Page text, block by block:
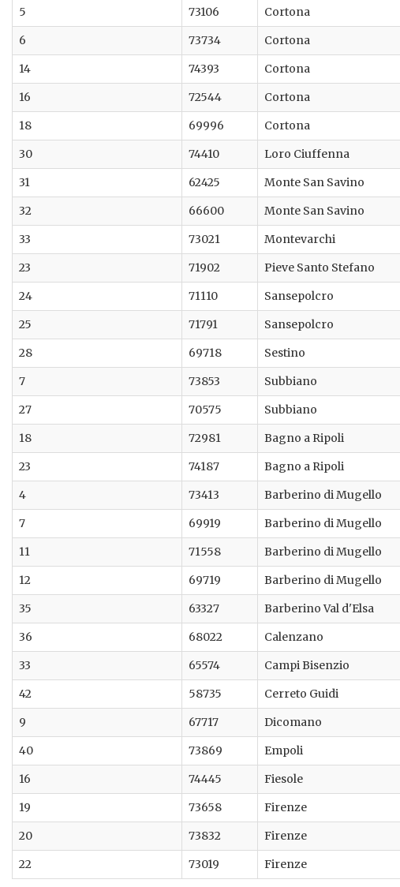
5
73106 Cortona
6
73734 Cortona
14
74393 Cortona
16
72544 Cortona
18
69996 Cortona
30
74410 Loro Ciuffenna
31
62425 Monte San Savino
32
66600 Monte San Savino
33
73021 Montevarchi
23
71902 Pieve Santo Stefano
24
71110 Sansepolcro
25
71791 Sansepolcro
28
69718 Sestino
7
73853 Subbiano
27
70575 Subbiano
18
72981 Bagno a Ripoli
23
74187 Bagno a Ripoli
4
73413 Barberino di Mugello
7
69919 Barberino di Mugello
11
71558 Barberino di Mugello
12
69719 Barberino di Mugello
35
63327 Barberino Val d'Elsa
36
68022 Calenzano
33
65574 Campi Bisenzio
42
58735 Cerreto Guidi
9
67717 Dicomano
40
73869 Empoli
16
74445 Fiesole
19
73658 Firenze
20
73832 Firenze
22
73019 Firenze